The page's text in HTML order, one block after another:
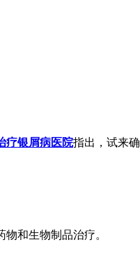
疗银屑病医院指出，试来
和生物制品治疗。